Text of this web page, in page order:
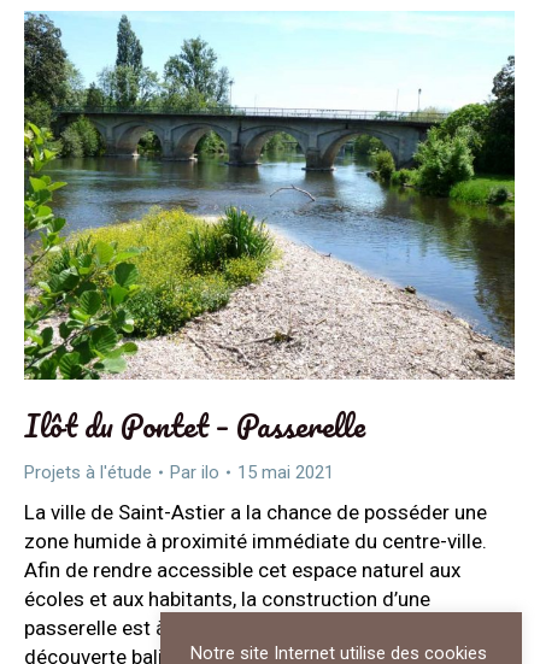
Ilôt du Pontet – Passerelle
Projets à l'étude Par ilo 15 mai 2021
La ville de Saint-Astier a la chance de posséder une
zone humide à proximité immédiate du centre-ville.
Afin de rendre accessible cet espace naturel aux
écoles et aux habitants, la construction d’une
passerelle est à l’étude ainsi qu’un parcours
découverte balisé. Sur cet îlot plus de 200 espèces de
Notre site Internet utilise des cookies